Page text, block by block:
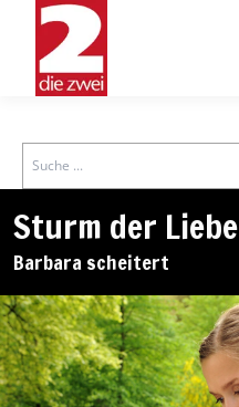
Search
Sturm der Liebe
Barbara scheitert